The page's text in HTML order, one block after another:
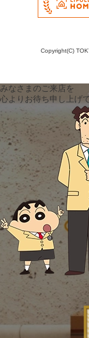
Copyright(C)
みなさまのご来店を
心よりお待ち申し上げ